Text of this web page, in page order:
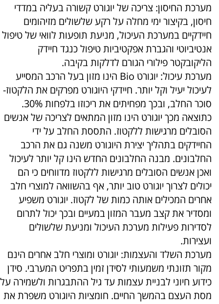
מערכת החיסון: צריכה של יוגורט קשורה בעליה במדדי
חיסון, בקיצור ימי מחלה על רקע שלשולים מזיהומים
חיידקיים במערכת העיכול, מניעת תופעות לוואי של טיפול
אנטיביוטי והגברת אפקטיביות טיפול כנגד חיידק
הליקובקטר פילורי הגורם לדלקות בקיבה.
מערכת עיכול: יוגורט Bio הינו מזון בעל הרכב המסייע
לעיכול יעיל וקל יותר. חיידקי היוגורט מפרקים את הלקטוז-
סוכר החלב, ובכך מפחיתים את ריכוזו בלפחות 30%.
כתוצאה מכך יוגורט הינו מזון המתאים לצריכה של אנשים
הסובלים מרגישות ללקטוז. התססת החלב על ידי
החיידקים בתהליך יצירת היוגורט משנה גם את הרכב
החלבונים. מבנה החלבונים החדש הינו קל יותר לעיכול
ואכן אנשים הסובלים מרגישות ללקטוז מדווחים כי הם
יכולים לצרוך יוגורט טוב יותר, אף בהשוואה למוצרי חלב
אחרים המכילים אותה כמות של לקטוז. יוגורט משפיע
ומסדיר את קצב מעבר המזון במעיים ובכך יכול לתרום
לסדירות פעילות מערכת העיכול ומניעת שלשולים
ועצירות.
מערכת השלד והעצמות: יוגורט ומוצרי חלב אחרים הינם
מקור תזונתי משמעותי לסידן זמין בתפריט המערבי. סידן
כידוע חיוני לבניית עצמות עד גיל ההתבגרות ולשמירה על
מסת העצם בהמשך החיים. חומציות היוגורט משפרת את